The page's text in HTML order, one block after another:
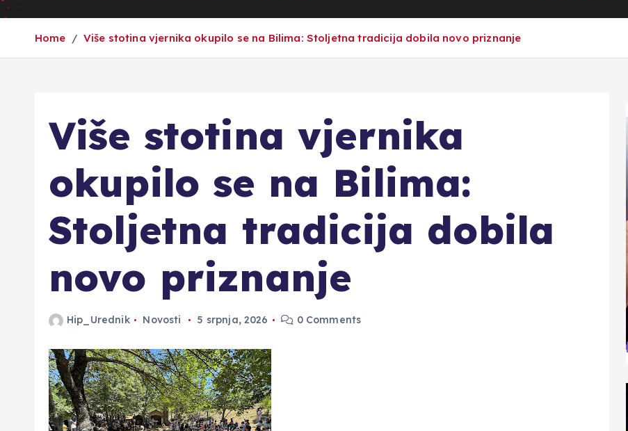
Home Više stotina vjernika okupilo se na Bilima: Stoljetna tradicija dobila novo priznanje
Više stotina vjernika
okupilo se na Bilima:
Stoljetna tradicija dobila
novo priznanje
Hip_Urednik Novosti 5 srpnja, 2026 0 Comments